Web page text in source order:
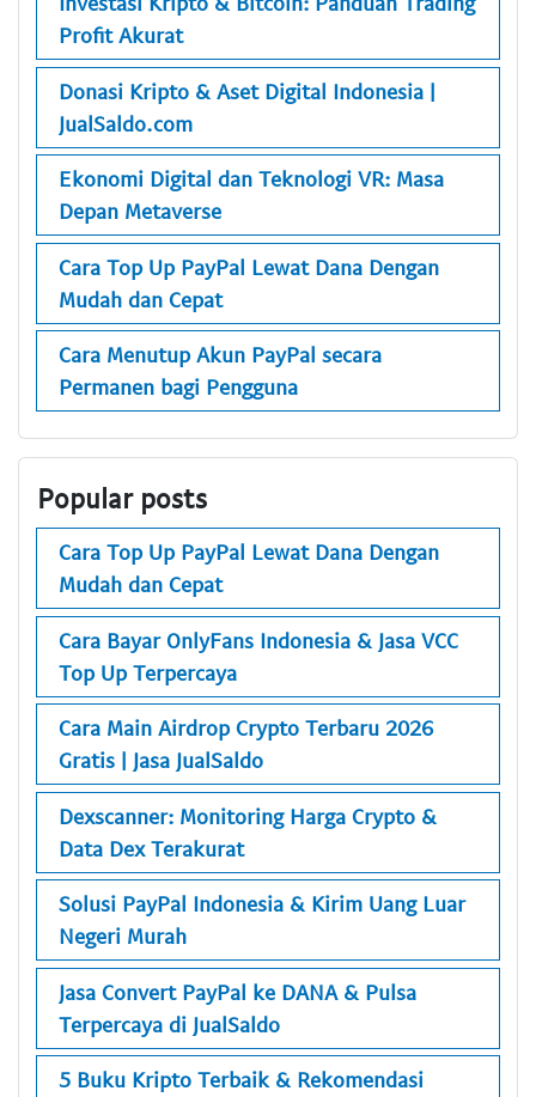
Profit Akurat
Donasi Kripto & Aset Digital Indonesia |
JualSaldo.com
Ekonomi Digital dan Teknologi VR: Masa
Depan Metaverse
Cara Top Up PayPal Lewat Dana Dengan
Mudah dan Cepat
Cara Menutup Akun PayPal secara
Permanen bagi Pengguna
Popular posts
Cara Top Up PayPal Lewat Dana Dengan
Mudah dan Cepat
Cara Bayar OnlyFans Indonesia & Jasa VCC
Top Up Terpercaya
Cara Main Airdrop Crypto Terbaru 2026
Gratis | Jasa JualSaldo
Dexscanner: Monitoring Harga Crypto &
Data Dex Terakurat
Solusi PayPal Indonesia & Kirim Uang Luar
Negeri Murah
Jasa Convert PayPal ke DANA & Pulsa
Terpercaya di JualSaldo
5 Buku Kripto Terbaik & Rekomendasi